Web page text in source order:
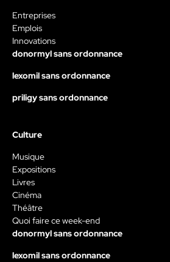
Entreprises
Emplois
Innovations
donormyl sans ordonnance
lexomil sans ordonnance
priligy sans ordonnance
Culture
Musique
Expositions
Livres
Cinéma
Théâtre
Quoi faire ce week-end
donormyl sans ordonnance
lexomil sans ordonnance